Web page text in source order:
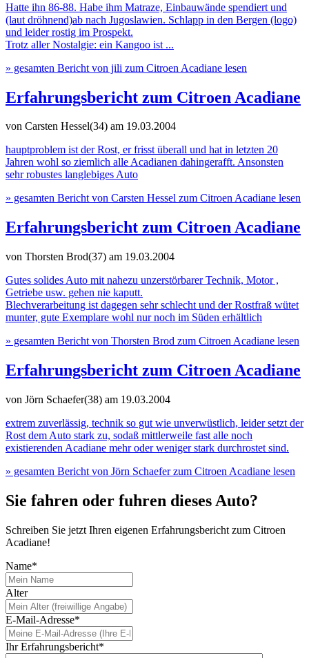
Hatte ihn 86-88. Habe ihm Matraze, Einbauwände spendiert und
(laut dröhnend)ab nach Jugoslawien. Schlapp in den Bergen (logo)
und leider rostig im Prospekt.
Trotz aller Nostalgie: ein Kangoo ist ...
» gesamten Bericht von jili zum Citroen Acadiane lesen
Erfahrungsbericht zum Citroen Acadiane
von Carsten Hessel(34) am 19.03.2004
hauptproblem ist der Rost, er frisst überall und hat in letzten 20
Jahren wohl so ziemlich alle Acadianen dahingerafft. Ansonsten
sehr robustes langlebiges Auto
» gesamten Bericht von Carsten Hessel zum Citroen Acadiane lesen
Erfahrungsbericht zum Citroen Acadiane
von Thorsten Brod(37) am 19.03.2004
Gutes solides Auto mit nahezu unzerstörbarer Technik, Motor ,
Getriebe usw. gehen nie kaputt.
Blechverarbeitung ist dagegen sehr schlecht und der Rostfraß wütet
munter, gute Exemplare wohl nur noch im Süden erhältlich
» gesamten Bericht von Thorsten Brod zum Citroen Acadiane lesen
Erfahrungsbericht zum Citroen Acadiane
von Jörn Schaefer(38) am 19.03.2004
extrem zuverlässig, technik so gut wie unverwüstlich, leider setzt der
Rost dem Auto stark zu, sodaß mittlerweile fast alle noch
existierenden Acadiane mehr oder weniger stark durchrostet sind.
» gesamten Bericht von Jörn Schaefer zum Citroen Acadiane lesen
Sie fahren oder fuhren dieses Auto?
Schreiben Sie jetzt Ihren eigenen Erfahrungsbericht zum Citroen
Acadiane!
Name*
Alter
E-Mail-Adresse*
Ihr Erfahrungsbericht*